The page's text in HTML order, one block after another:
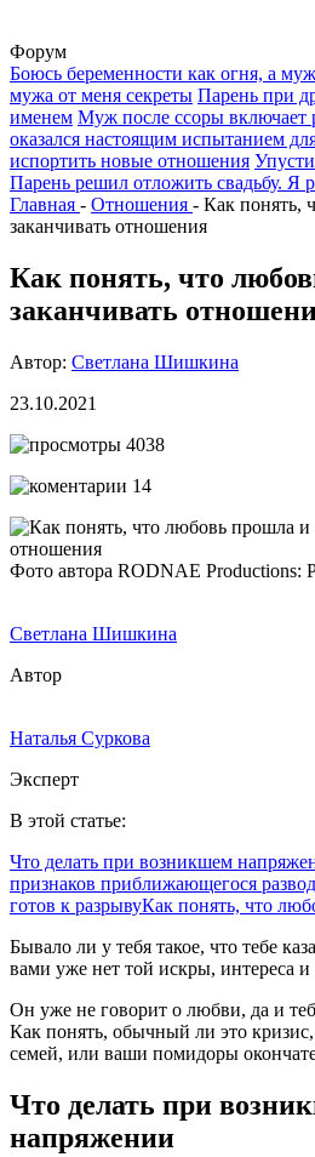
Форум
Боюсь беременности как огня, а
мужа от меня секреты Парень при
именем Муж после ссоры включает
оказался настоящим испытанием
испортить новые отношения
Парень решил отложить свадьбу. Я
Главная - Отношения - Как понять,
заканчивать отношения
Как понять, что
заканчивать
Автор: Светлана Шишкина
23.10.2021
4038
14
Фото автора RODNAE Productions:
Светлана Шишкина
Автор
Наталья Суркова
Эксперт
В этой статье:
Что делать при возникшем
признаков приближающегося
готов к разрывуКак понять, что
Бывало ли у тебя такое, что тебе
вами уже нет той искры, интереса
Он уже не говорит о любви, да и
Как понять, обычный ли это
семей, или ваши помидоры
Что делать при
напряжении